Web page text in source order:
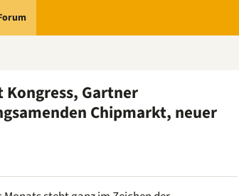
Kongress, Gartner
Chipmarkt, neuer